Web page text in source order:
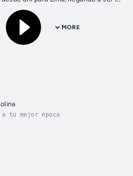
radio de provincia en...
MORE
tu mejor época